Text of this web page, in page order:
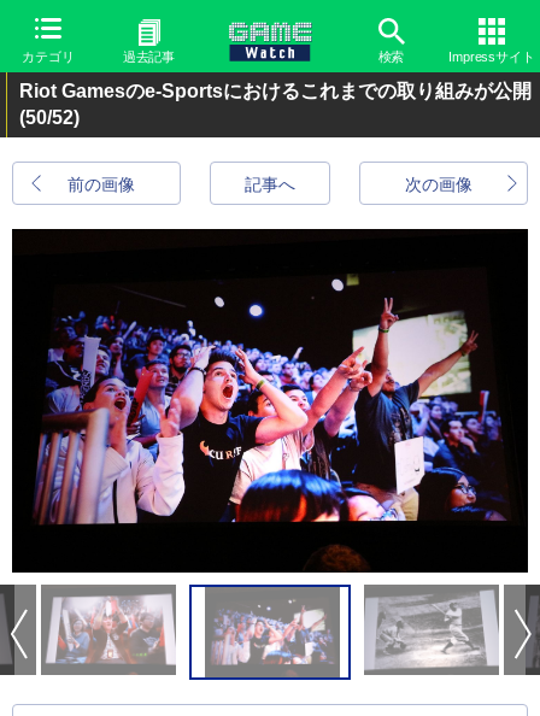
カテゴリ 過去記事 検索 Impressサイト
Riot Gamesのe-Sportsにおけるこれまでの取り組みが公開
(50/52)
前の画像 次の画像
記事へ